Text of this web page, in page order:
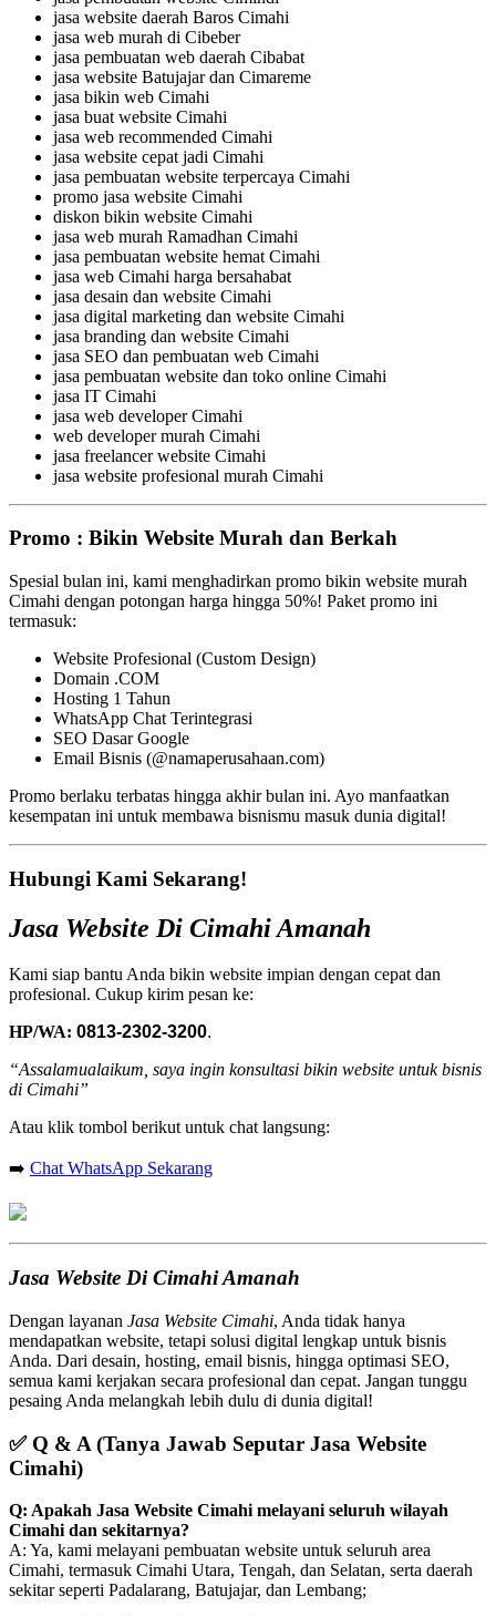
jasa website daerah Baros Cimahi
jasa web murah di Cibeber
jasa pembuatan web daerah Cibabat
jasa website Batujajar dan Cimareme
jasa bikin web Cimahi
jasa buat website Cimahi
jasa web recommended Cimahi
jasa website cepat jadi Cimahi
jasa pembuatan website terpercaya Cimahi
promo jasa website Cimahi
diskon bikin website Cimahi
jasa web murah Ramadhan Cimahi
jasa pembuatan website hemat Cimahi
jasa web Cimahi harga bersahabat
jasa desain dan website Cimahi
jasa digital marketing dan website Cimahi
jasa branding dan website Cimahi
jasa SEO dan pembuatan web Cimahi
jasa pembuatan website dan toko online Cimahi
jasa IT Cimahi
jasa web developer Cimahi
web developer murah Cimahi
jasa freelancer website Cimahi
jasa website profesional murah Cimahi
Promo : Bikin Website Murah dan Berkah
Spesial bulan ini, kami menghadirkan promo bikin website murah
Cimahi dengan potongan harga hingga 50%! Paket promo ini
termasuk:
Website Profesional (Custom Design)
Domain .COM
Hosting 1 Tahun
WhatsApp Chat Terintegrasi
SEO Dasar Google
Email Bisnis (@namaperusahaan.com)
Promo berlaku terbatas hingga akhir bulan ini. Ayo manfaatkan
kesempatan ini untuk membawa bisnismu masuk dunia digital!
Hubungi Kami Sekarang!
Jasa Website Di Cimahi Amanah
Kami siap bantu Anda bikin website impian dengan cepat dan
profesional. Cukup kirim pesan ke:
HP/WA: 0813-2302-3200.
“Assalamualaikum, saya ingin konsultasi bikin website untuk bisnis
di Cimahi”
Atau klik tombol berikut untuk chat langsung:
➡️ Chat WhatsApp Sekarang
Jasa Website Di Cimahi Amanah
Dengan layanan Jasa Website Cimahi, Anda tidak hanya
mendapatkan website, tetapi solusi digital lengkap untuk bisnis
Anda. Dari desain, hosting, email bisnis, hingga optimasi SEO,
semua kami kerjakan secara profesional dan cepat. Jangan tunggu
pesaing Anda melangkah lebih dulu di dunia digital!
✅ Q & A (Tanya Jawab Seputar Jasa Website
Cimahi)
Q: Apakah Jasa Website Cimahi melayani seluruh wilayah
Cimahi dan sekitarnya?
A: Ya, kami melayani pembuatan website untuk seluruh area
Cimahi, termasuk Cimahi Utara, Tengah, dan Selatan, serta daerah
sekitar seperti Padalarang, Batujajar, dan Lembang;